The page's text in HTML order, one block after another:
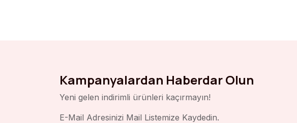
Kampanyalardan Haberdar Olun
Yeni gelen indirimli ürünleri kaçırmayın!
E-Mail Adresinizi Mail Listemize Kaydedin.